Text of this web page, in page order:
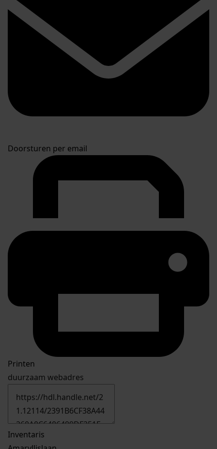
Doorsturen per email
Printen
duurzaam webadres
Inventaris